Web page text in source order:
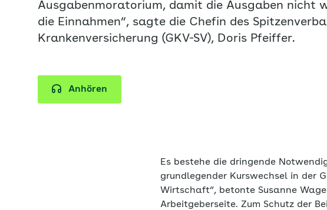
Ausgabenmoratorium, damit die Ausgaben nicht
die Einnahmen“, sagte die Chefin des
Krankenversicherung (GKV-SV), Doris Pfeiffer.
Anhören
Es bestehe die dringende
grundlegender Kurswechsel in der
Wirtschaft“, betonte Susanne
Arbeitgeberseite. Zum Schutz der